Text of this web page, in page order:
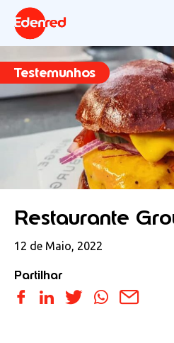
Testemunhos
Restaurante
12 de Maio, 2022
Partilhar